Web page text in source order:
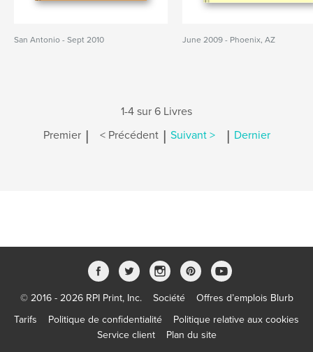
San Antonio - Sept 2010 June 2009 - Phoenix, AZ
1-4 sur 6 Livres
Premier | < Précédent | Suivant > | Dernier
© 2016 - 2026 RPI Print, Inc. Société
Offres d’emplois Blurb
Tarifs
Politique de confidentialité
Politique relative aux cookies
Service client
Plan du site